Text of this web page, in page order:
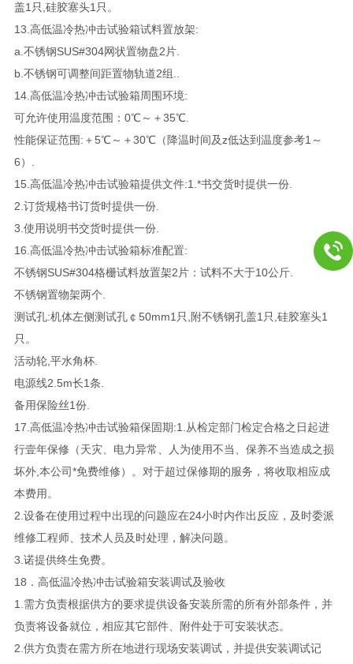
盖1只,硅胶塞头1只。
13.高低温冷热冲击试验箱试料置放架:
a.不锈钢SUS#304网状置物盘2片.
b.不锈钢可调整间距置物轨道2组..
14.高低温冷热冲击试验箱周围环境:
可允许使用温度范围：0℃～＋35℃.
性能保证范围:＋5℃～＋30℃（降温时间及z低达到温度参考1～
6）.
15.高低温冷热冲击试验箱提供文件:1.*书交货时提供一份.
2.订货规格书订货时提供一份.
3.使用说明书交货时提供一份.
16.高低温冷热冲击试验箱标准配置:
不锈钢SUS#304格栅试料放置架2片：试料不大于10公斤.
不锈钢置物架两个.
测试孔:机体左侧测试孔￠50mm1只,附不锈钢孔盖1只,硅胶塞头1
只。
活动轮,平水角杯.
电源线2.5m长1条.
备用保险丝1份.
17.高低温冷热冲击试验箱保固期:1.从检定部门检定合格之日起进
行壹年保修（天灾、电力异常、人为使用不当、保养不当造成之损
坏外,本公司*免费维修）。对于超过保修期的服务，将收取相应成
本费用。
2.设备在使用过程中出现的问题应在24小时内作出反应，及时委派
维修工程师、技术人员及时处理，解决问题。
3.诺提供终生免费。
18．高低温冷热冲击试验箱安装调试及验收
1.需方负责根据供方的要求提供设备安装所需的所有外部条件，并
负责将设备就位，相应其它部件、附件处于可安装状态。
2.供方负责在需方所在地进行现场安装调试，并提供安装调试记